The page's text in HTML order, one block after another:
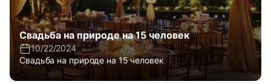
Свадьба на природе на 15 человек
10/22/2024
Свадьба на природе на 15 человек